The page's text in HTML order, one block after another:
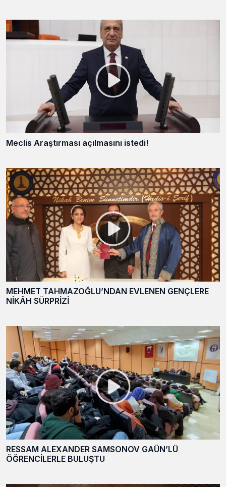
Meclis Araştırması açılmasını istedi!
MEHMET TAHMAZOĞLU’NDAN EVLENEN GENÇLERE
NİKÂH SÜRPRİZİ
RESSAM ALEXANDER SAMSONOV GAÜN’LÜ
ÖĞRENCİLERLE BULUŞTU